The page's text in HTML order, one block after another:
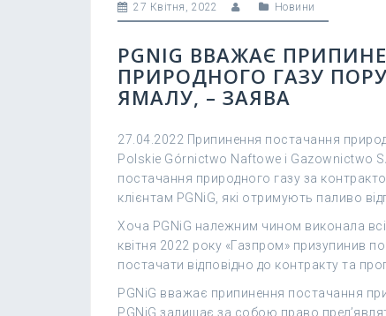
27 Квітня, 2022 Новини
PGNIG ВВАЖАЄ
ПРИРОДНОГО ГАЗУ
ЯМАЛУ, – ЗАЯВА
27.04.2022 Припинення постачання
Polskie Górnictwo Naftowe i Gazownictwo
постачання природного газу за
клієнтам PGNiG, які отримують паливо
Хоча PGNiG належним чином виконала
квітня 2022 року «Газпром» призупинив
постачати відповідно до контракту та
PGNiG вважає припинення постачання
PGNiG залишає за собою право